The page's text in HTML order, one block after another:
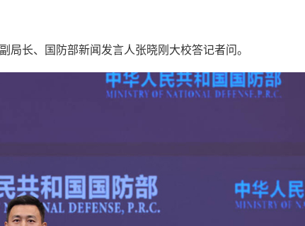
长、国防部新闻发言人张晓刚大校答记者问。